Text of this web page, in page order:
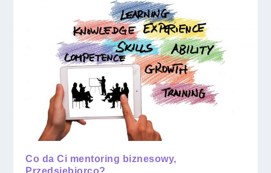
Co da Ci mentoring biznesowy,